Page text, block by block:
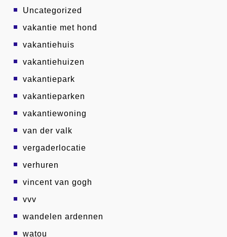
Uncategorized
vakantie met hond
vakantiehuis
vakantiehuizen
vakantiepark
vakantieparken
vakantiewoning
van der valk
vergaderlocatie
verhuren
vincent van gogh
vvv
wandelen ardennen
watou